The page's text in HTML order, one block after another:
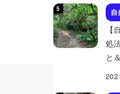
処
と